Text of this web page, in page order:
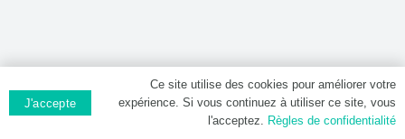
Ce site utilise des cookies pour améliorer votre
expérience. Si vous continuez à utiliser ce site, vous
l'acceptez. Règles de confidentialité
J'accepte